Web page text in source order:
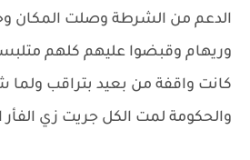
الدعم من الشرطة وصلت المكان
وريهام وقبضوا عليهم كلهم
كانت واقفة من بعيد بتراقب
والحكومة لمت الكل جريت زي الفأر